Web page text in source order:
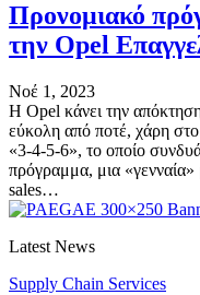
Προνομιακό
την Opel
Νοέ 1, 2023
Η Opel κάνει την
εύκολη από ποτέ, χάρη στο
«3-4-5-6», το οποίο
πρόγραμμα, μια «γενναία»
sales…
Latest News
Supply Chain Services